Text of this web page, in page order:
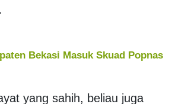
Bekasi Masuk Skuad Popnas
yang sahih, beliau juga